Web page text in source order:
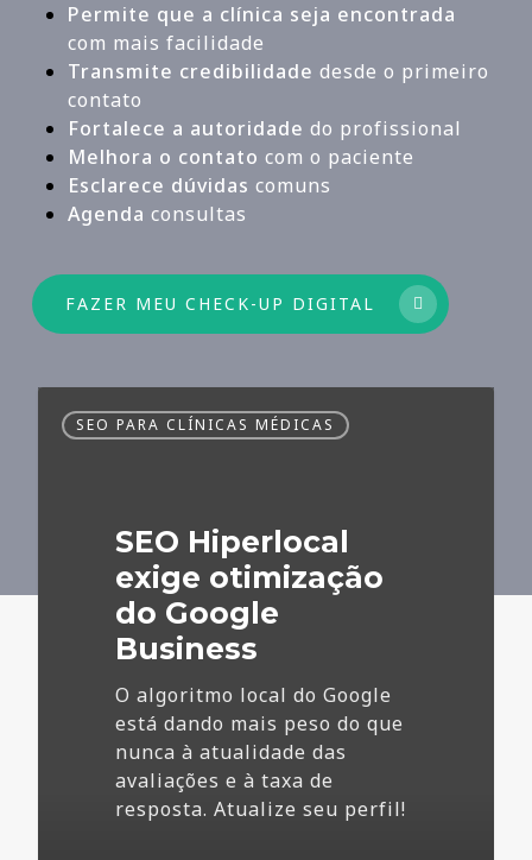
Permite que a clínica seja encontrada
com mais facilidade
Transmite credibilidade desde o primeiro
contato
Fortalece a autoridade do profissional
Melhora o contato com o paciente
Esclarece dúvidas comuns
Agenda consultas
FAZER MEU CHECK-UP DIGITAL
Hiperlocal
Business
SEO PARA CLÍNICAS MÉDICAS
SEO Hiperlocal
exige otimização
do Google
Business
O algoritmo local do Google
está dando mais peso do que
nunca à atualidade das
avaliações e à taxa de
resposta. Atualize seu perfil!